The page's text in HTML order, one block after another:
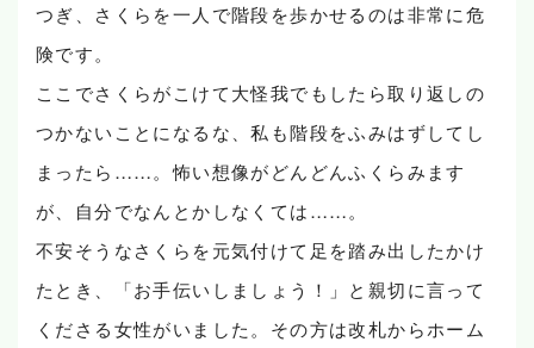
つぎ、さくらを一人で階段を歩かせるのは非常に危
険です。
ここでさくらがこけて大怪我でもしたら取り返しの
つかないことになるな、私も階段をふみはずしてし
まったら……。怖い想像がどんどんふくらみます
が、自分でなんとかしなくては……。
不安そうなさくらを元気付けて足を踏み出したかけ
たとき、「お手伝いしましょう！」と親切に言って
くださる女性がいました。その方は改札からホーム